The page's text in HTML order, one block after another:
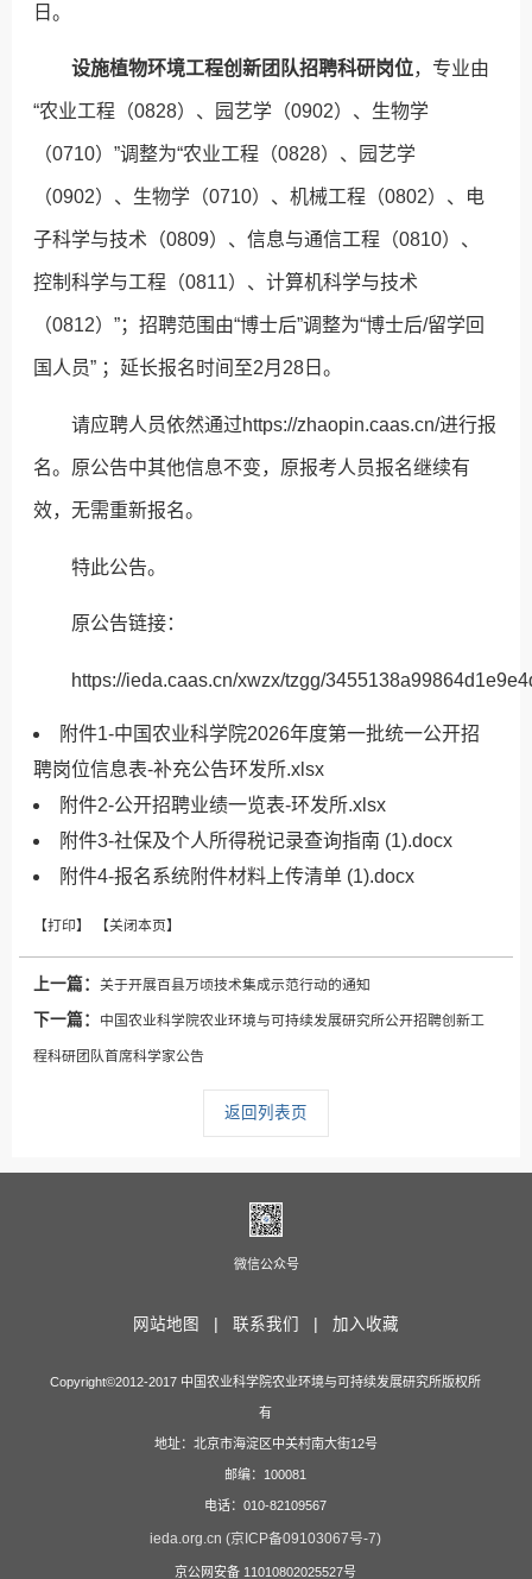
日。
设施植物环境工程创新团队招聘科研岗位，专业由
“农业工程（0828）、园艺学（0902）、生物学
（0710）”调整为“农业工程（0828）、园艺学
（0902）、生物学（0710）、机械工程（0802）、电
子科学与技术（0809）、信息与通信工程（0810）、
控制科学与工程（0811）、计算机科学与技术
（0812）”；招聘范围由“博士后”调整为“博士后/留学回
国人员” ；延长报名时间至2月28日。
请应聘人员依然通过https://zhaopin.caas.cn/进行报
名。原公告中其他信息不变，原报考人员报名继续有
效，无需重新报名。
特此公告。
原公告链接：
https://ieda.caas.cn/xwzx/tzgg/
附件1-中国农业科学院2026年度第一批统一公开招
聘岗位信息表-补充公告环发所.xlsx
附件2-公开招聘业绩一览表-环发所.xlsx
附件3-社保及个人所得税记录查询指南 (1).docx
附件4-报名系统附件材料上传清单 (1).docx
上一篇：关于开展百县万顷技术集成示范行动的通知
下一篇： 中国农业科学院农业环境与可持续发展研究所公开招聘创新工
程科研团队首席科学家公告
返回列表页
微信公众号
网站地图 | 联系我们 | 加入收藏
Copyright©2012-2017 中国农业科学院农业环境与可持续发展研究所版权所
有
地址：北京市海淀区中关村南大街12号
邮编：100081
电话：010-82109567
ieda.org.cn (京ICP备09103067号-7)
京公网安备 11010802025527号